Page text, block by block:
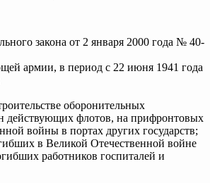
закона от 2 января 2000 года № 40-
армии, в период с 22 июня 1941 года
оборонительных
действующих флотов, на прифронтовых
войны в портах других государств;
в Великой Отечественной войне
работников госпиталей и